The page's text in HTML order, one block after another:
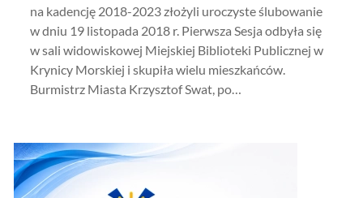
na kadencję 2018-2023 złożyli uroczyste ślubowanie
w dniu 19 listopada 2018 r. Pierwsza Sesja odbyła się
w sali widowiskowej Miejskiej Biblioteki Publicznej w
Krynicy Morskiej i skupiła wielu mieszkańców.
Burmistrz Miasta Krzysztof Swat, po…